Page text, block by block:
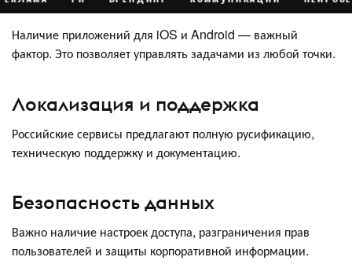
Наличие приложений для iOS и Android — важный
фактор. Это позволяет управлять задачами из любой точки.
Локализация и поддержка
Российские сервисы предлагают полную русификацию,
техническую поддержку и документацию.
Безопасность данных
Важно наличие настроек доступа, разграничения прав
пользователей и защиты корпоративной информации.